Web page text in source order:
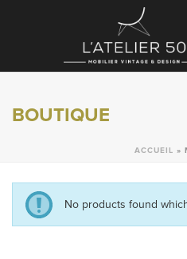
BOUTIQUE
ACCUEIL »
No products found